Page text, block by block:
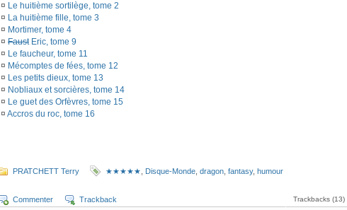
¤ Le huitième sortilège, tome 2
¤ La huitième fille, tome 3
¤ Mortimer, tome 4
¤ FaustEric, tome 9
¤ Le faucheur, tome 11
¤ Mécomptes de fées, tome 12
¤ Les petits dieux, tome 13
¤ Nobliaux et sorcières, tome 14
¤ Le guet des Orfèvres, tome 15
¤ Accros du roc, tome 16
PRATCHETT Terry ★★★★★ Disque-Monde dragon fantasy, humour
Trackbacks (13)
Commenter Trackback